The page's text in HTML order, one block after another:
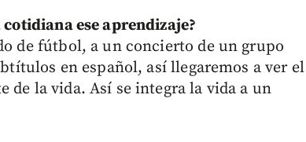
ese aprendizaje?
de fútbol, a un concierto de un grupo
en español, así llegaremos a ver el
de la vida. Así se integra la vida a un